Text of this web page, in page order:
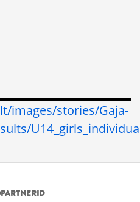
images/stories/Gaja-